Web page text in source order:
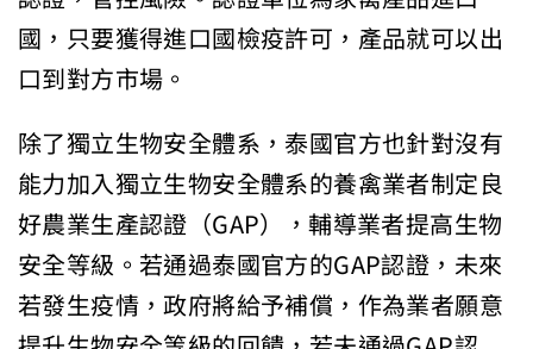
國，只要獲得進口國檢疫許可，產品就可以出
口到對方市場。
除了獨立生物安全體系，泰國官方也針對沒有
能力加入獨立生物安全體系的養禽業者制定良
好農業生產認證（GAP），輔導業者提高生物
安全等級。若通過泰國官方的GAP認證，未來
若發生疫情，政府將給予補償，作為業者願意